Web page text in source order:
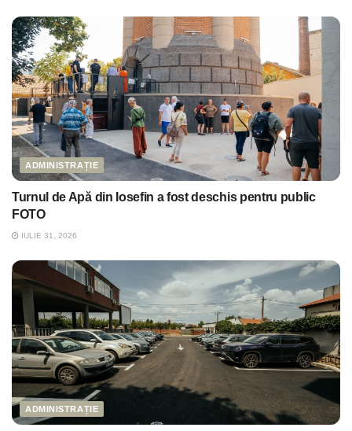
ADMINISTRAȚIE
Turnul de Apă din Iosefin a fost deschis pentru public
FOTO
IULIE 31, 2026
ADMINISTRAȚIE